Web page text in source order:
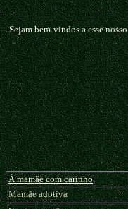
Sejam bem-vindos a esse
À mamãe com carinho
Mamãe adotiva